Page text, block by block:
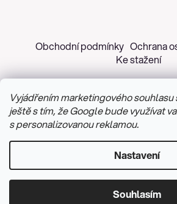
Vyjádřením marketingového
ještě s tím, že Google bude využívat
s personalizovanou reklamou.
Nastavení
Souhlasím
Obchodní podmínky Ochrana
Ke stažení
Vytvořil Shoptet&
Upravit